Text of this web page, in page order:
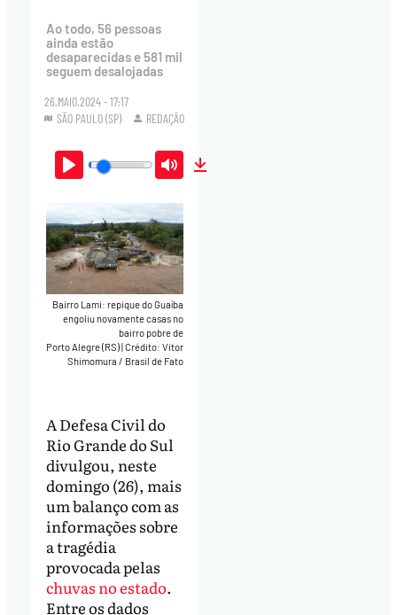
Ao todo, 56 pessoas
ainda estão
desaparecidas e 581 mil
seguem desalojadas
26.MAIO.2024 - 17:17
SÃO PAULO (SP)
REDAÇÃO
Play Mute
Bairro Lami: repique do Guaíba
engoliu novamente casas no
bairro pobre de
Porto Alegre (RS) Crédito: Vitor
Shimomura / Brasil de Fato
A Defesa Civil do
Rio Grande do Sul
divulgou, neste
domingo (26), mais
um balanço com as
informações sobre
a tragédia
provocada pelas
chuvas no estado.
Entre os dados